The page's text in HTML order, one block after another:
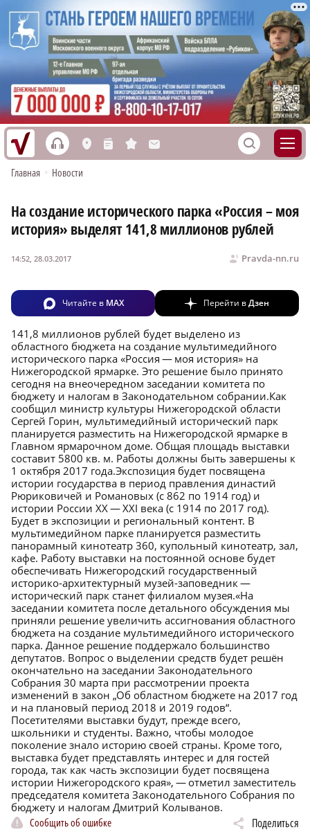
h L n s M S
Главная • Новости
На создание исторического парка «Россия – моя
история» выделят 141,8 миллионов рублей
Pravda-nn.ru
14:52, 28.03.2017
Читайте в MAX Перейти вДзен
141,8 миллионов рублей будет выделено из
областного бюджета на создание мультимедийного
исторического парка «Россия — моя история» на
Нижегородской ярмарке. Это решение было принято
сегодня на внеочередном заседании комитета по
бюджету и налогам в Законодательном собрании.Как
сообщил министр культуры Нижегородской области
Сергей Горин, мультимедийный исторический парк
планируется разместить на Нижегородской ярмарке в
Главном ярмарочном доме. Общая площадь выставки
составит 5800 кв. м. Работы должны быть завершены к
1 октября 2017 года.Экспозиция будет посвящена
истории государства в период правления династий
Рюриковичей и Романовых (с 862 по 1914 год) и
истории России XX — XXI века (с 1914 по 2017 год).
Будет в экспозиции и региональный контент. В
мультимедийном парке планируется разместить
панорамный кинотеатр 360, купольный кинотеатр, зал,
кафе. Работу выставки на постоянной основе будет
обеспечивать Нижегородский государственный
историко-архитектурный музей-заповедник —
исторический парк станет филиалом музея.«На
заседании комитета после детального обсуждения мы
приняли решение увеличить ассигнования областного
бюджета на создание мультимедийного исторического
парка. Данное решение поддержало большинство
депутатов. Вопрос о выделении средств будет решён
окончательно на заседании Законодательного
Собрания 30 марта при рассмотрении проекта
изменений в закон „Об областном бюджете на 2017 год
и на плановый период 2018 и 2019 годов“.
Посетителями выставки будут, прежде всего,
школьники и студенты. Важно, чтобы молодое
поколение знало историю своей страны. Кроме того,
выставка будет представлять интерес и для гостей
города, так как часть экспозиции будет посвящена
истории Нижегородского края», — отметил заместитель
председателя комитета Законодательного Собрания по
бюджету и налогам Дмитрий Колыванов.
Сообщить об ошибке
Поделиться